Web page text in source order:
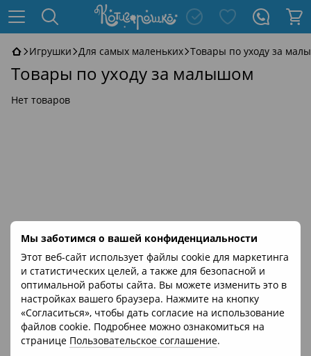
Мы заботимся о вашей конфиденциальности
Этот веб-сайт использует файлы cookie для маркетинга
и статистических целей, а также для безопасной и
оптимальной работы сайта. Вы можете изменить это в
настройках вашего браузера. Нажмите на кнопку
«Согласиться», чтобы дать согласие на использование
файлов cookie. Подробнее можно ознакомиться на
странице Пользовательское соглашение.
Игрушки Для самых маленьких Товары по уходу за
Товары по уходу за малышом
Нет товаров